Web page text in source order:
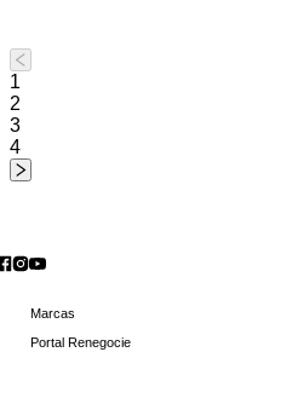
1
2
3
4
Marcas
Portal Renegocie